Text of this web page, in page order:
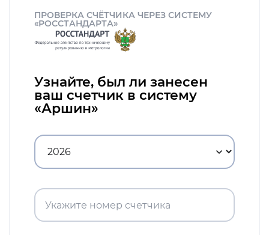
ПРОВЕРКА СЧЁТЧИКА ЧЕРЕЗ СИСТЕМУ
«РОССТАНДАРТА»
Узнайте, был ли занесен
ваш счетчик в систему
«Аршин»